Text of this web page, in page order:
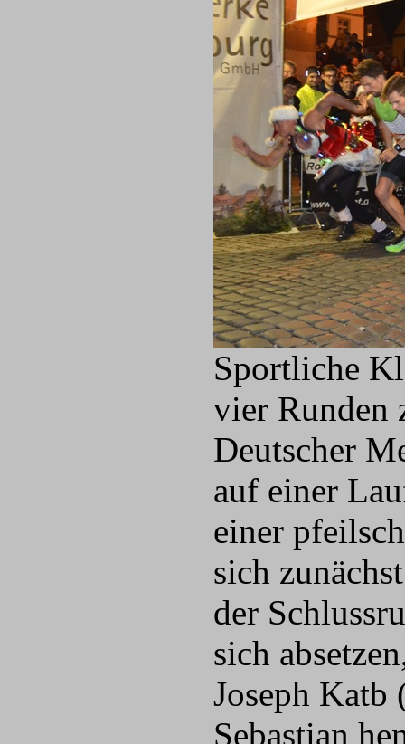
Sportliche
vier Runden
Deutscher
auf einer
einer
sich
der
sich
Joseph Katb
Sebastian